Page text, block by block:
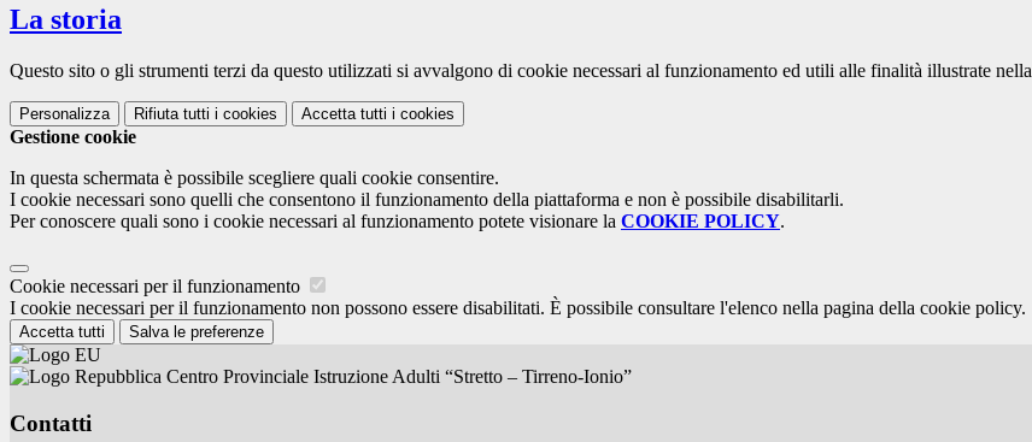
La storia
Questo sito o gli strumenti terzi da questo utilizzati si avvalgono di cookie necessari al funzionamento ed utili alle finalità illustrate nella
Personalizza Rifiuta tutti i cookies Accetta tutti i cookies
Gestione cookie
In questa schermata è possibile scegliere quali cookie consentire.
I cookie necessari sono quelli che consentono il funzionamento della piattaforma e non è possibile disabilitarli.
Per conoscere quali sono i cookie necessari al funzionamento potete visionare la COOKIE POLICY.
Cookie necessari per il funzionamento
I cookie necessari per il funzionamento non possono essere disabilitati. È possibile consultare l'elenco nella pagina della cookie policy.
Accetta tutti Salva le preferenze
Centro Provinciale Istruzione Adulti “Stretto – Tirreno-Ionio”
Contatti